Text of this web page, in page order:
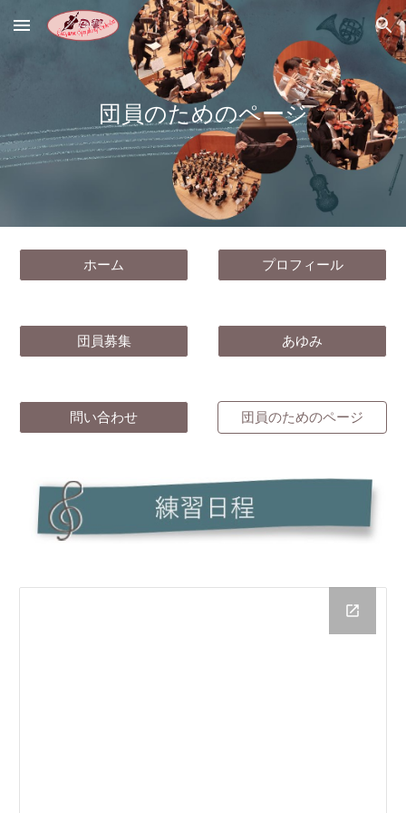
Skip to main content Skip to navigation
団員のためのページ
ホーム プロフィール
団員募集 あゆみ
問い合わせ 団員のためのページ